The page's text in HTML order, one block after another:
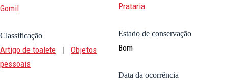
Gomil
Classificação
Artigo de toalete |
Objetos
pessoais
Prataria
Estado de conservação
Bom
Data da ocorrência